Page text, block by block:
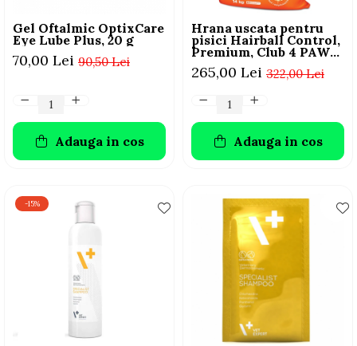
Gel Oftalmic OptixCare
Eye Lube Plus, 20 g
90,50 Lei
70,00 Lei
Adauga in cos
Hrana uscata pentru
pisici Hairball Control,
Premium, Club 4 PAWS,
14 kg
322,00 Lei
265,00 Lei
Adauga in cos
-15%